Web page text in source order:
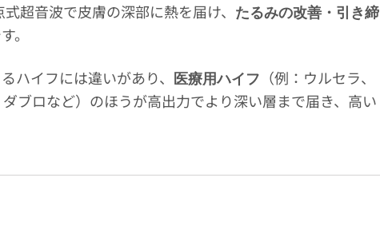
超音波で皮膚の深部に熱を届け、
たるみの改善・引き締
。
ハイフには違いがあり、 医療用ハイフ
（例：ウルセラ、
ブロなど）のほうが高出力でより深い層まで届き、高い